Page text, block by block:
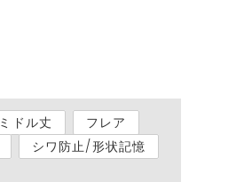
ミドル丈
フレア
シワ防止/形状記憶